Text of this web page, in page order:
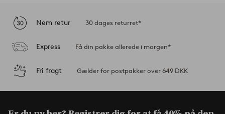
Nem retur 30 dages returret*
Express Få din pakke allerede i morgen*
Fri fragt Gælder for postpakker over 649 DKK